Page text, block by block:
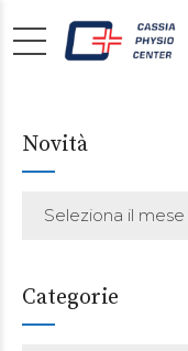
Novità
Seleziona il mese
Categorie